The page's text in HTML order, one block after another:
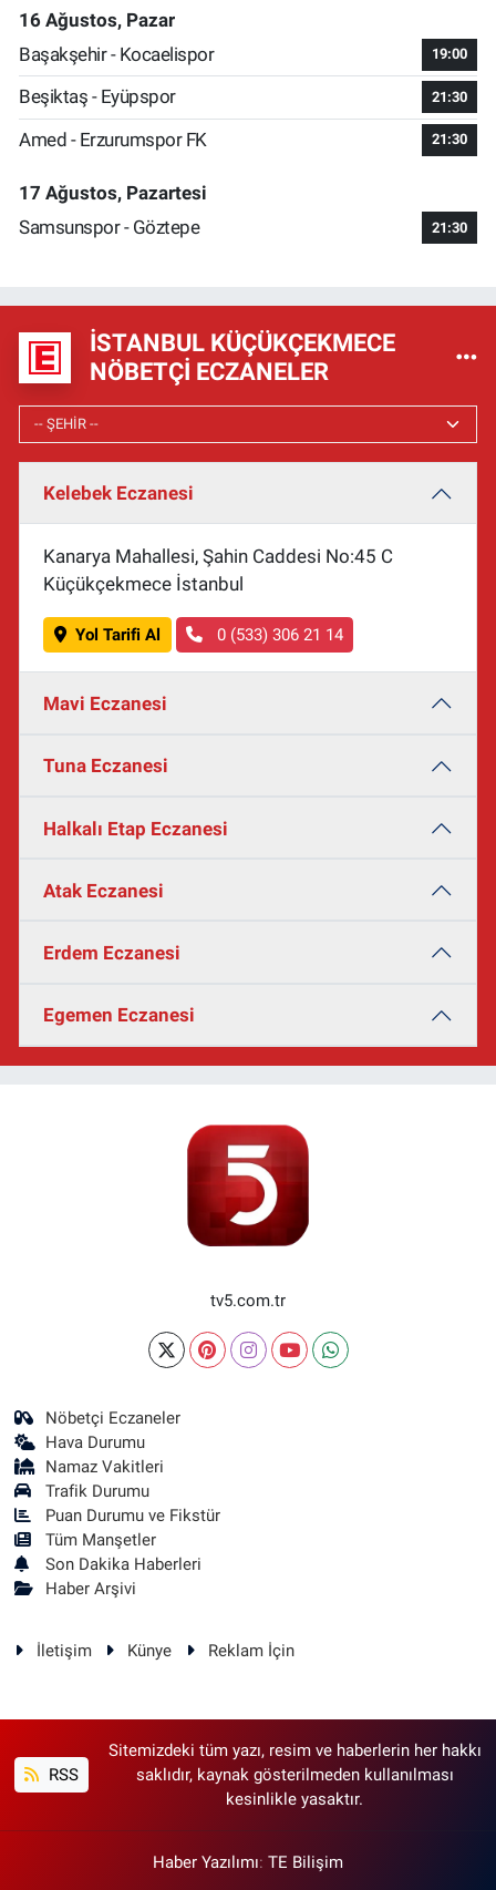
16 Ağustos, Pazar
Başakşehir - Kocaelispor
19:00
Beşiktaş - Eyüpspor 21:30
Amed - Erzurumspor FK 21:30
17 Ağustos, Pazartesi
Samsunspor - Göztepe
21:30
İSTANBUL KÜÇÜKÇEKMECE
NÖBETÇI ECZANELER
Kelebek Eczanesi
Kanarya Mahallesi, Şahin Caddesi No:45 C
Küçükçekmece İstanbul
Yol Tarifi Al 0 (533) 306 21 14
Mavi Eczanesi
Tuna Eczanesi
Halkalı Etap Eczanesi
Atak Eczanesi
Erdem Eczanesi
Egemen Eczanesi
tv5.com.tr
Nöbetçi Eczaneler
Hava Durumu
Namaz Vakitleri
Trafik Durumu
Puan Durumu ve Fikstür
Tüm Manşetler
Son Dakika Haberleri
Haber Arşivi
İletişim Künye Reklam İçin
RSS
Sitemizdeki tüm yazı, resim ve haberlerin her hakkı
saklıdır, kaynak gösterilmeden kullanılması
kesinlikle yasaktır.
Haber Yazılımı: TE Bilişim